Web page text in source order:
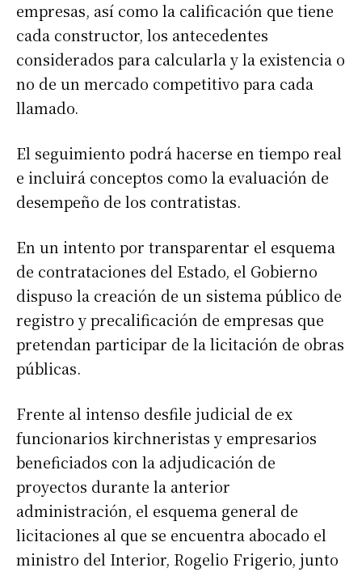
empresas, así como la calificación que tiene
cada constructor, los antecedentes
considerados para calcularla y la existencia o
no de un mercado competitivo para cada
llamado.
El seguimiento podrá hacerse en tiempo real
e incluirá conceptos como la evaluación de
desempeño de los contratistas.
En un intento por transparentar el esquema
de contrataciones del Estado, el Gobierno
dispuso la creación de un sistema público de
registro y precalificación de empresas que
pretendan participar de la licitación de obras
públicas.
Frente al intenso desfile judicial de ex
funcionarios kirchneristas y empresarios
beneficiados con la adjudicación de
proyectos durante la anterior
administración, el esquema general de
licitaciones al que se encuentra abocado el
ministro del Interior, Rogelio Frigerio, junto